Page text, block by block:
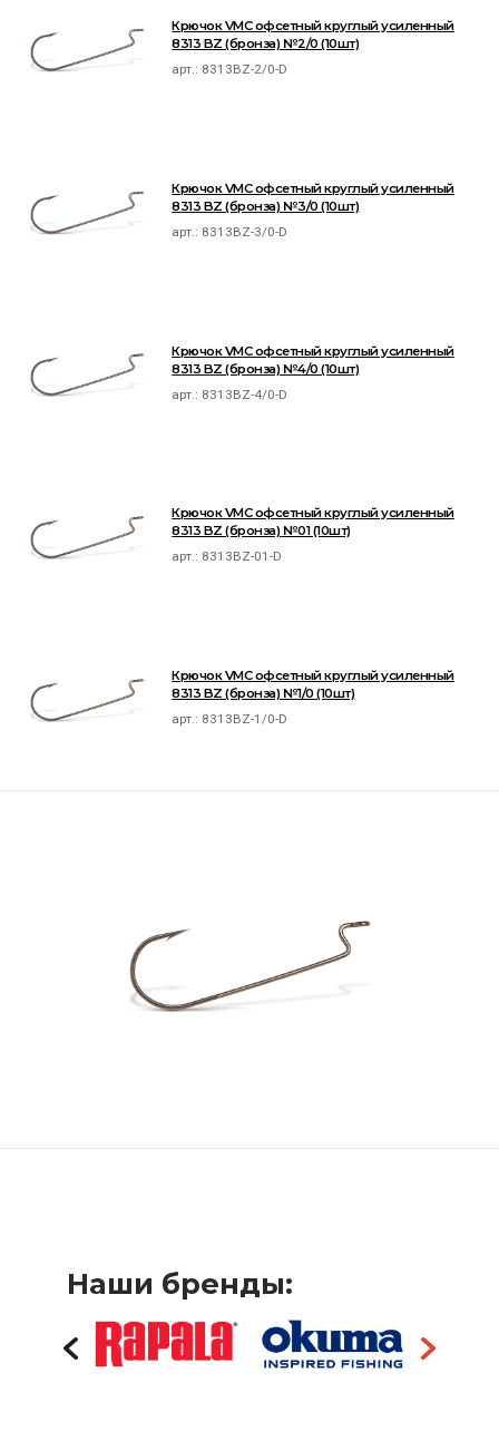
Крючок VMC офсетный круглый усиленный
8313 BZ (бронза) №2/0 (10шт)
арт.: 8313BZ-2/0-D
Крючок VMC офсетный круглый усиленный
8313 BZ (бронза) №3/0 (10шт)
арт.: 8313BZ-3/0-D
Крючок VMC офсетный круглый усиленный
8313 BZ (бронза) №4/0 (10шт)
арт.: 8313BZ-4/0-D
Крючок VMC офсетный круглый усиленный
8313 BZ (бронза) №01 (10шт)
арт.: 8313BZ-01-D
Крючок VMC офсетный круглый усиленный
8313 BZ (бронза) №1/0 (10шт)
арт.: 8313BZ-1/0-D
Наши бренды: